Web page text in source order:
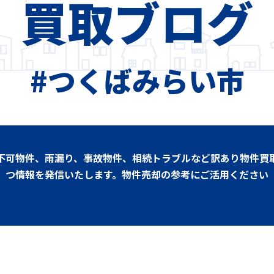
買取ブログ
#つくばみらい市
可物件、雨漏り、事故物件、相続トラブルなど訳あり物件買
つ情報を発信いたします。物件売却の参考にご活用ください